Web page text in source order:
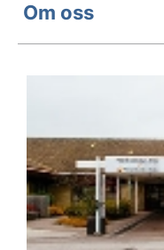
Om oss